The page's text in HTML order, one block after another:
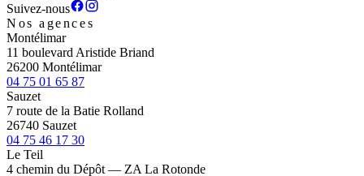
Suivez-nous
Nos agences
Montélimar
11 boulevard Aristide Briand
26200 Montélimar
04 75 01 65 87
Sauzet
7 route de la Batie Rolland
26740 Sauzet
04 75 46 17 30
Le Teil
4 chemin du Dépôt — ZA La Rotonde